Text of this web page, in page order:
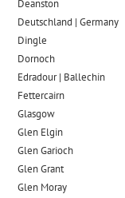
Deanston
Deutschland | Germany
Dingle
Dornoch
Edradour | Ballechin
Fettercairn
Glasgow
Glen Elgin
Glen Garioch
Glen Grant
Glen Moray